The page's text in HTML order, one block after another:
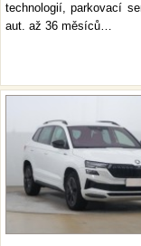
technologií, parkovací
aut. až 36 měsíců…